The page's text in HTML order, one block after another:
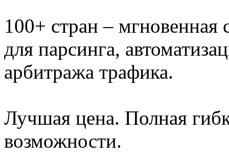
100+ стран –
для парсинга,
арбитража трафика.
Лучшая цена. Полная
возможности.